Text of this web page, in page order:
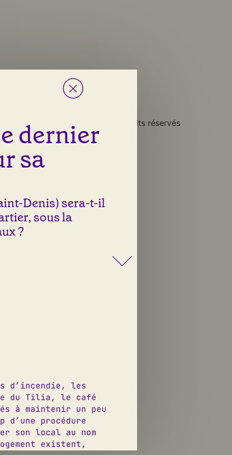
de la vie.
Tous droits réservés
dernier
sa
Denis) sera-t-il
sous la
?
d’incendie, les
du Tilia, le café
à maintenir un peu
d’une procédure
son local au nom
existent,